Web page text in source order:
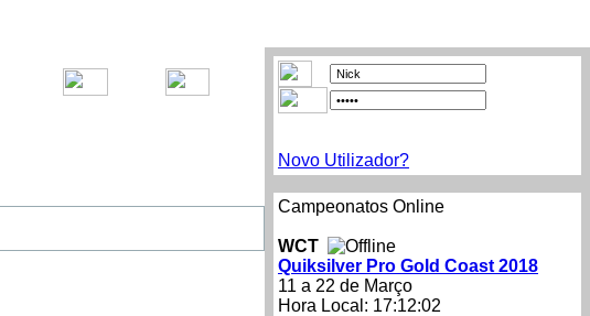
Novo Utilizador?
Campeonatos Online
WCT
Quiksilver Pro Gold Coast 2018
11 a 22 de Março
Hora Local: 17:12:02